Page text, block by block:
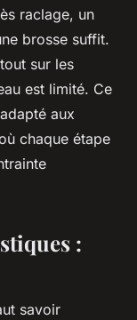
raclage, un
brosse suffit.
sur les
est limité. Ce
aux
chaque étape
:
savoir